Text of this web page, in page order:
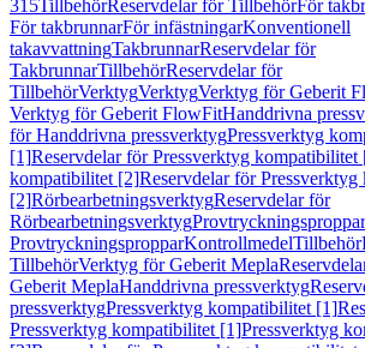
315TillbehörReservdelar för TillbehörFör
För takbrunnarFör infästningarKonventionell
takavvattningTakbrunnarReservdelar för
TakbrunnarTillbehörReservdelar för
TillbehörVerktygVerktygVerktyg för Geberit
Verktyg för Geberit FlowFitHanddrivna
för Handdrivna pressverktygPressverktyg
[1]Reservdelar för Pressverktyg kompatibilitet
kompatibilitet [2]Reservdelar för
[2]RörbearbetningsverktygReservdelar för
RörbearbetningsverktygProvtryckningsproppar
ProvtryckningspropparKontrollmedelTillbehör
TillbehörVerktyg för Geberit Mepla
Geberit MeplaHanddrivna pressverktyg
pressverktygPressverktyg kompatibilitet [1]
Pressverktyg kompatibilitet [1]Pressverktyg